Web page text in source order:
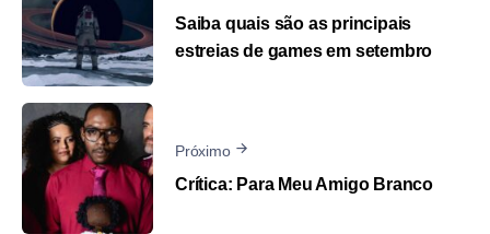
Saiba quais são as principais
estreias de games em setembro
Próximo
Crítica: Para Meu Amigo Branco